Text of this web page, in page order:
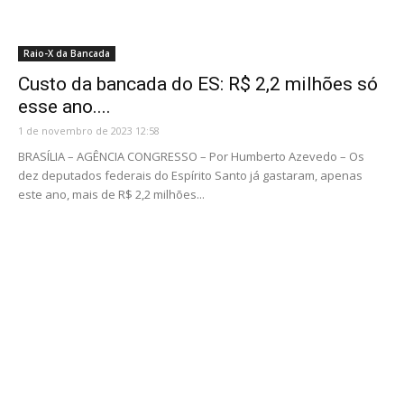
Raio-X da Bancada
Custo da bancada do ES: R$ 2,2 milhões só
esse ano....
1 de novembro de 2023 12:58
BRASÍLIA – AGÊNCIA CONGRESSO – Por Humberto Azevedo – Os
dez deputados federais do Espírito Santo já gastaram, apenas
este ano, mais de R$ 2,2 milhões...